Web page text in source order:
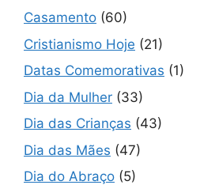
Casamento (60)
Cristianismo Hoje (21)
Datas Comemorativas (1)
Dia da Mulher (33)
Dia das Crianças (43)
Dia das Mães (47)
Dia do Abraço (5)